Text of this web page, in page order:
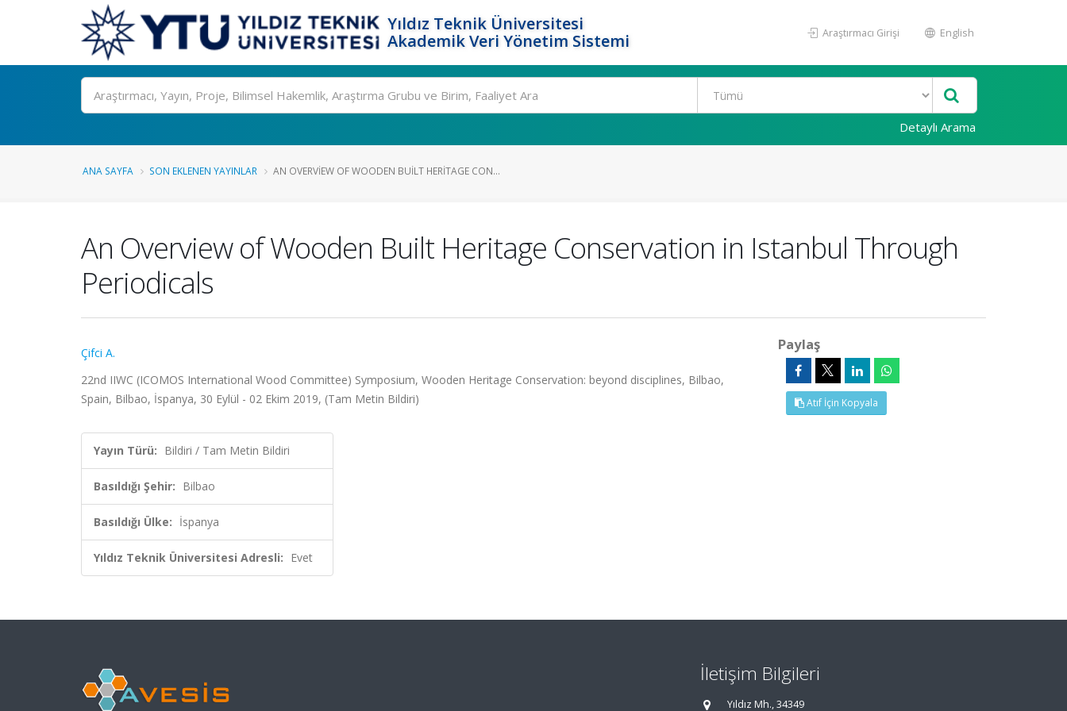
Yıldız Teknik Üniversitesi
Akademik Veri Yönetim Sistemi
Araştırmacı Girişi English
Ara
Detaylı Arama
ANA SAYFA SON EKLENEN YAYINLAR AN OVERVIEW OF WOODEN BUILT HERITAGE CON...
An Overview of Wooden Built Heritage Conservation in Istanbul Through
Periodicals
Çifci A.
22nd IIWC (ICOMOS International Wood Committee) Symposium, Wooden Heritage Conservation: beyond disciplines, Bilbao,
Spain, Bilbao, İspanya, 30 Eylül - 02 Ekim 2019, (Tam Metin Bildiri)
Yayın Türü: Bildiri / Tam Metin Bildiri
Basıldığı Şehir: Bilbao
Basıldığı Ülke: İspanya
Yıldız Teknik Üniversitesi Adresli: Evet
Paylaş
Atıf İçin Kopyala
İletişim Bilgileri
Yıldız Mh., 34349